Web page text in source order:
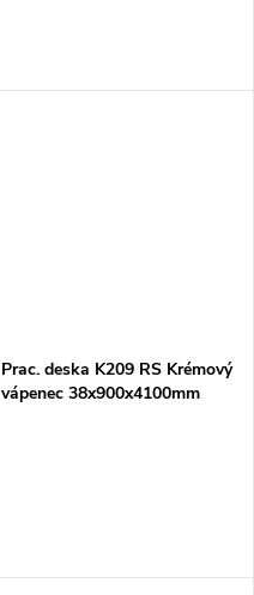
Prac. deska K209 RS Krémový
vápenec 38x900x4100mm